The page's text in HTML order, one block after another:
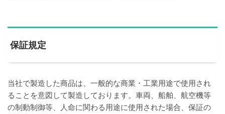
保証規定
当社で製造した商品は、一般的な商業・工業用途で使用され
ることを意図して製造しております。車両、船舶、航空機等
の制動制御等、人命に関わる用途に使用された場合、保証の